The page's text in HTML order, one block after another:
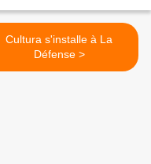
Cultura s'installe à La
Défense >